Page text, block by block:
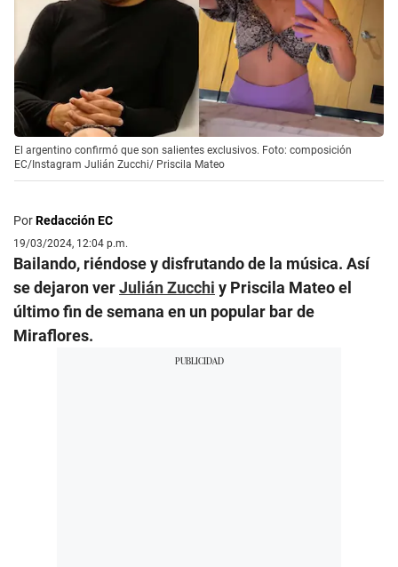
El argentino confirmó que son salientes exclusivos. Foto: composición
EC/Instagram Julián Zucchi/ Priscila Mateo
PorRedacción EC
19/03/2024, 12:04 p.m.
Bailando, riéndose y disfrutando de la música. Así
se dejaron verJulián Zucchi y Priscila Mateo el
último fin de semana en un popular bar de
Miraflores.